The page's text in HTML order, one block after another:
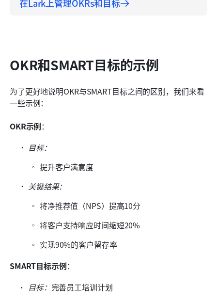
在Lark上管理OKRs和目标
OKR和SMART目标的示例
为了更好地说明OKR与SMART目标之间的区别，我们来看
一些示例：
OKR示例：
目标：
提升客户满意度
关键结果：
将净推荐值（NPS）提高10分
将客户支持响应时间缩短20%
实现90%的客户留存率
SMART目标示例：
目标： 完善员工培训计划